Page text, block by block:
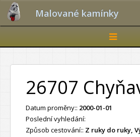
Malované kamínky
Toggle
26707
Datum proměny:: 2000-01-01
Poslední vyhledání:
Způsob cestování:: Z ruky do ruky,